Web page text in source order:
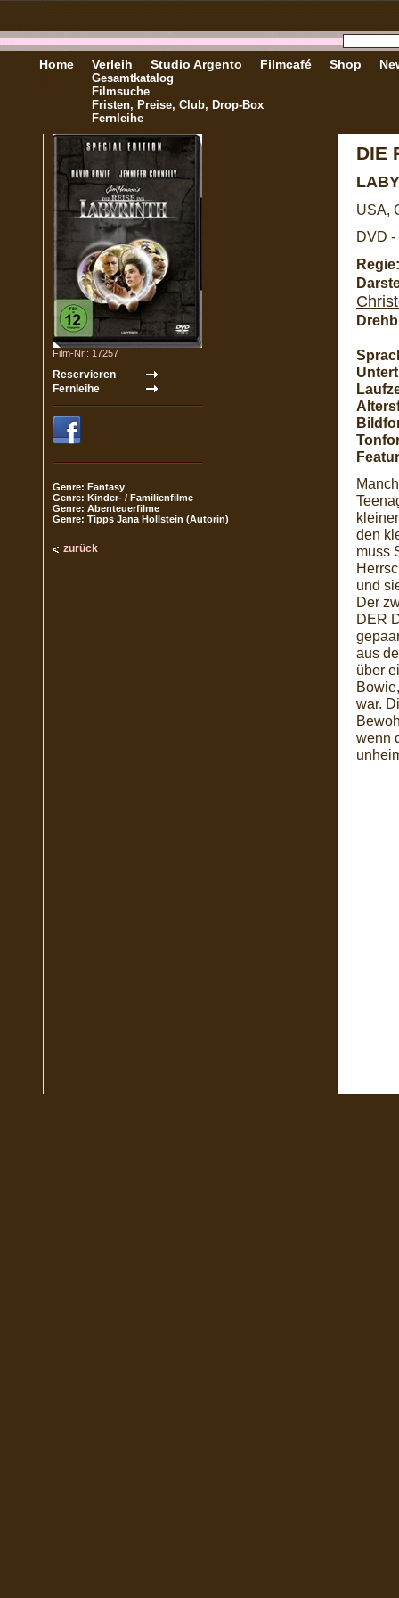
Home Verleih
Gesamtkatalog
Filmsuche
Fristen, Preise, Club, Drop-Box
Fernleihe
Studio Argento Filmcafé Shop
Film-Nr.: 17257
Genre: Fantasy
Genre: Kinder- / Familienfilme
Genre: Abenteuerfilme
Genre: Tipps Jana Hollstein (Autorin)
zurück
DIE
USA,
DVD -
Regie:
den
muss
und
Der
DER
aus
über
war.
wenn